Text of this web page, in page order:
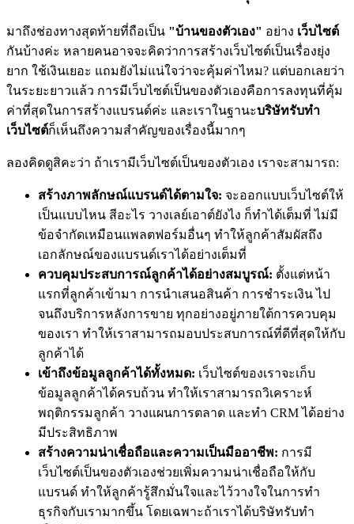
มาถึงช่องทางสุดท้ายที่ถือเป็น "บ้านของตัวเอง" อย่าง เว็บไซต์
กันบ้างค่ะ หลายคนอาจจะคิดว่าการสร้างเว็บไซต์เป็นเรื่องยุ่ง
ยาก ใช้เงินเยอะ แถมยังไม่แน่ใจว่าจะคุ้มค่าไหม? แต่บอกเลยว่า
ในระยะยาวแล้ว การมีเว็บไซต์เป็นของตัวเองคือการลงทุนที่คุ้ม
ค่าที่สุดในการสร้างแบรนด์ค่ะ และเราในฐานะบริษัทรับทำ
เว็บไซต์ก็เห็นถึงความสำคัญของเรื่องนี้มากๆ
ลองคิดดูสิคะว่า ถ้าเรามีเว็บไซต์เป็นของตัวเอง เราจะสามารถ:
สร้างภาพลักษณ์แบรนด์ได้ตามใจ: จะออกแบบเว็บไซต์ให้
เป็นแบบไหน สีอะไร วางเลย์เอาต์ยังไง ก็ทำได้เต็มที่ ไม่มี
ข้อจำกัดเหมือนแพลตฟอร์มอื่นๆ ทำให้ลูกค้าสัมผัสถึง
เอกลักษณ์ของแบรนด์เราได้อย่างเต็มที่
ควบคุมประสบการณ์ลูกค้าได้อย่างสมบูรณ์: ตั้งแต่หน้า
แรกที่ลูกค้าเข้ามา การนำเสนอสินค้า การชำระเงิน ไป
จนถึงบริการหลังการขาย ทุกอย่างอยู่ภายใต้การควบคุม
ของเรา ทำให้เราสามารถมอบประสบการณ์ที่ดีที่สุดให้กับ
ลูกค้าได้
เข้าถึงข้อมูลลูกค้าได้ทั้งหมด: เว็บไซต์ของเราจะเก็บ
ข้อมูลลูกค้าได้ครบถ้วน ทำให้เราสามารถวิเคราะห์
พฤติกรรมลูกค้า วางแผนการตลาด และทำ CRM ได้อย่าง
มีประสิทธิภาพ
สร้างความน่าเชื่อถือและความเป็นมืออาชีพ: การมี
เว็บไซต์เป็นของตัวเองช่วยเพิ่มความน่าเชื่อถือให้กับ
แบรนด์ ทำให้ลูกค้ารู้สึกมั่นใจและไว้วางใจในการทำ
ธุรกิจกับเรามากขึ้น โดยเฉพาะถ้าเราได้บริษัทรับทำ